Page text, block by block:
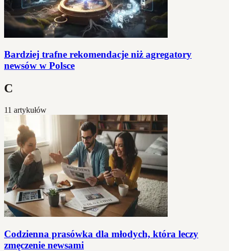
Bardziej trafne rekomendacje niż agregatory
newsów w Polsce
C
11 artykułów
Codzienna prasówka dla młodych, która leczy
zmęczenie newsami